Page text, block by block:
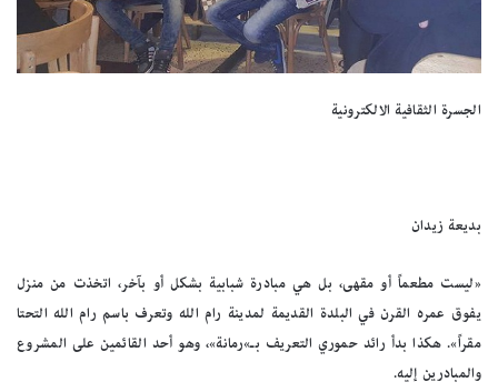
الجسرة الثقافية الالكترونية
بديعة زيدان
«ليست مطعماً أو مقهى، بل هي مبادرة شبابية بشكل أو بآخر، اتخذت من منزل
يفوق عمره القرن في البلدة القديمة لمدينة رام الله وتعرف باسم رام الله التحتا
مقراً». هكذا بدأ رائد حموري التعريف بـ»رمانة»، وهو أحد القائمين على المشروع
والمبادرين إليه.